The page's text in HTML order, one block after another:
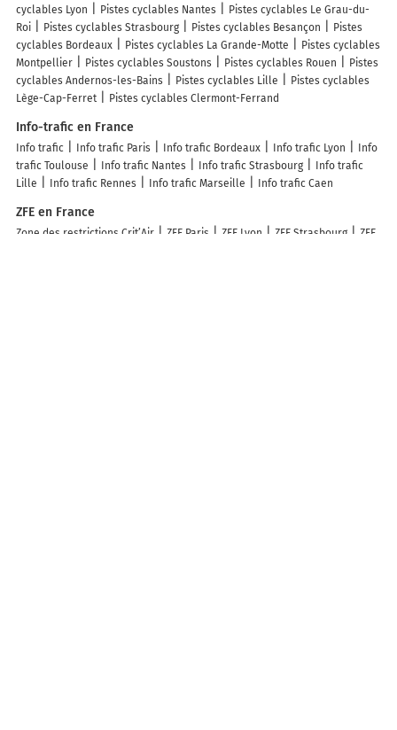
cyclables Lyon
Pistes cyclables Nantes
Pistes cyclables Le Grau-du-
Roi
Pistes cyclables Strasbourg Pistes cyclables Besançon
Pistes
cyclables Bordeaux
Pistes cyclables La Grande-Motte
Pistes cyclables
Montpellier
Pistes cyclables Soustons Pistes cyclables Rouen
Pistes
cyclables Andernos-les-Bains
Pistes cyclables Lille
Pistes cyclables
Lège-Cap-Ferret
Pistes cyclables Clermont-Ferrand
Info-trafic en France
Info trafic Info trafic Paris Info trafic Bordeaux Info trafic Lyon
Info
trafic Toulouse
Info trafic Nantes Info trafic Strasbourg
Info trafic
Lille
Info trafic Rennes Info trafic Marseille Info trafic Caen
ZFE en France
Zone des restrictions Crit’Air ZFE Paris ZFE Lyon ZFE Strasbourg
ZFE